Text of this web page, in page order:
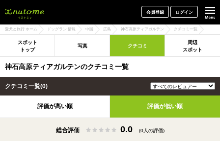
会員登録 ログイン
愛犬と旅行 ホーム ドッグラン 情報 中国 広島 神石高原ティアガルテン クチコミ一覧
スポット
トップ
写真 クチコミ
周辺
スポット
神石高原ティアガルテンのクチコミ一覧
クチコミ一覧(0)
評価が高い順 評価が低い順
総合評価 0.0 (0人の評価)